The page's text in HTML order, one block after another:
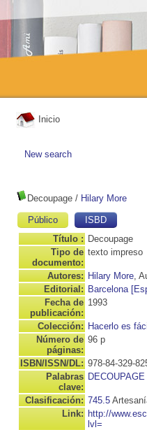
Inicio
New search
Decoupage / Hilary More
Público
ISBD
Título : Decoupage
Tipo de
documento:
texto impreso
Autores: Hilary More,
Editorial: Barcelona
Fecha de
publicación:
1993
Colección: Hacerlo es
Número de
páginas:
96 p
ISBN/ISSN/DL: 978-84-329-
Palabras
clave:
DECOUPAGE
Clasificación: 745.5
Link: http://
lvl=